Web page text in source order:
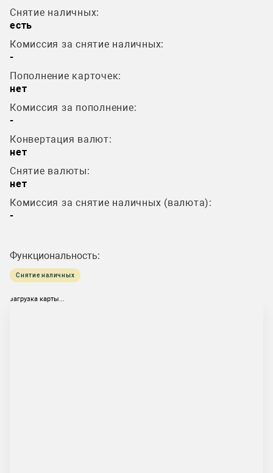
Снятие наличных:
есть
Комиссия за снятие наличных:
-
Пополнение карточек:
нет
Комиссия за пополнение:
-
Конвертация валют:
нет
Снятие валюты:
нет
Комиссия за снятие наличных (валюта):
-
Функциональность:
Снятие наличных
загрузка карты...